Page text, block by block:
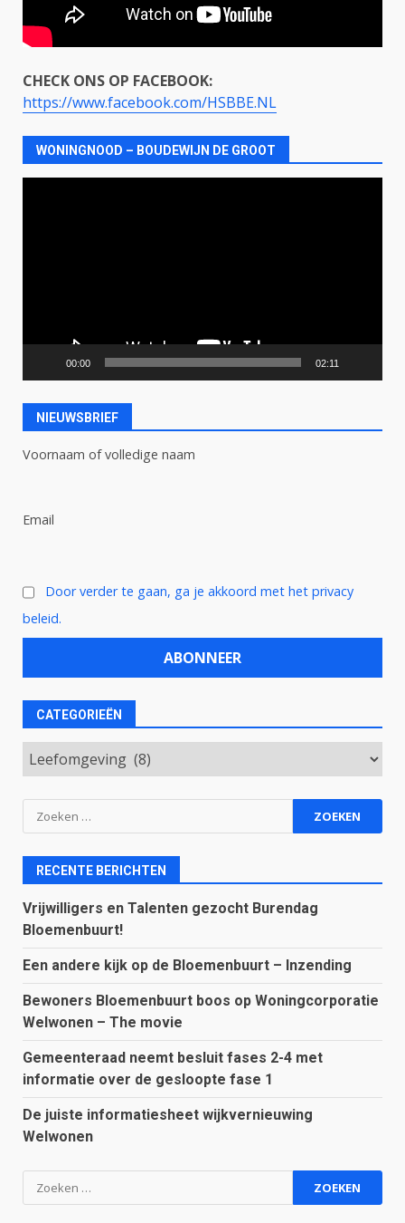
CHECK ONS OP FACEBOOK:
https://www.facebook.com/HSBBE.NL
WONINGNOOD – BOUDEWIJN DE GROOT
00:00 02:11
NIEUWSBRIEF
Voornaam of volledige naam
Email
Door verder te gaan, ga je akkoord met het privacy
beleid.
CATEGORIEËN
Categorieën
Zoeken
naar:
RECENTE BERICHTEN
Vrijwilligers en Talenten gezocht Burendag
Bloemenbuurt!
Een andere kijk op de Bloemenbuurt – Inzending
Bewoners Bloemenbuurt boos op Woningcorporatie
Welwonen – The movie
Gemeenteraad neemt besluit fases 2-4 met
informatie over de gesloopte fase 1
De juiste informatiesheet wijkvernieuwing
Welwonen
Zoeken
naar: